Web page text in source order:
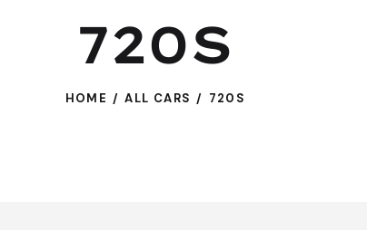
720S
HOME ALL CARS 720S